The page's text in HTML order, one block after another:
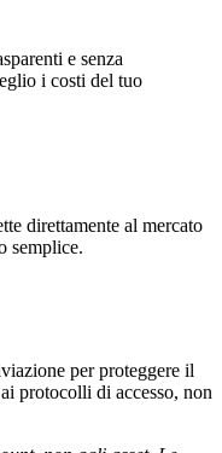
e senza
i costi del tuo
direttamente al mercato
semplice.
per proteggere il
protocolli di accesso, non